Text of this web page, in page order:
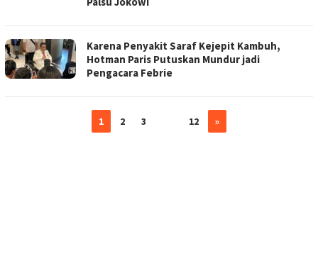
Karena Penyakit Saraf Kejepit Kambuh,
Hotman Paris Putuskan Mundur jadi
Pengacara Febrie
1 2 3 12 »